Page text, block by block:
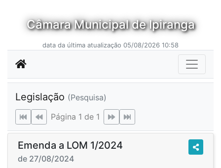
Câmara Municipal de Ipiranga
data da última atualização 05/08/2026 10:58
Legislação (Pesquisa)
Página 1 de 1
Emenda a LOM 1/2024
de 27/08/2024